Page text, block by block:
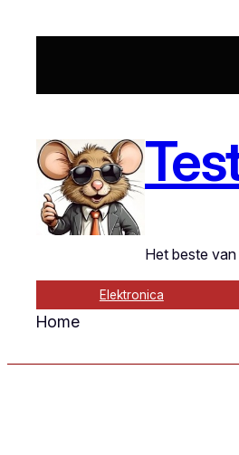
inhoud
Het beste
Elektronica
Home